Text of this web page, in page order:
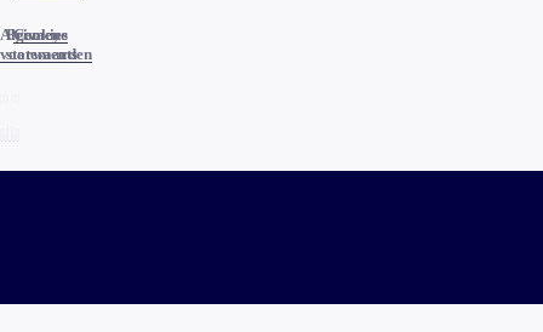
Algemene
voorwaarden
Privacy
statements
Cookies